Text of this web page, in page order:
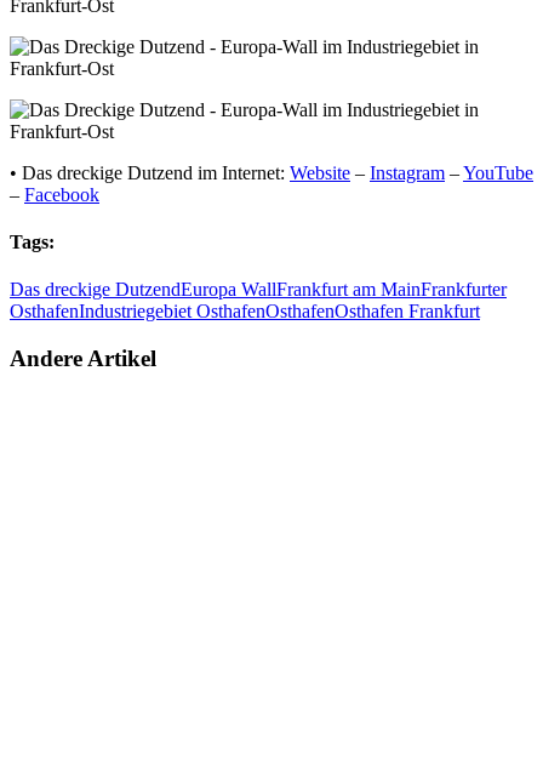
• Das dreckige Dutzend im Internet: Website – Instagram –YouTube
– Facebook
Tags:
Das dreckige DutzendEuropa WallFrankfurt am MainFrankfurter
OsthafenIndustriegebiet OsthafenOsthafenOsthafen Frankfurt
Andere Artikel